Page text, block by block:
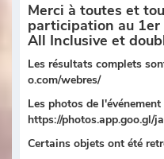
Merci à toutes et
participation au
All Inclusive et
Les résultats complets
o.com/webres/
Les photos de
https://photos.app.goo.gl/
Certains objets ont été